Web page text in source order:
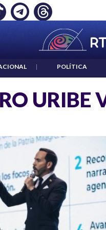
EMPLEO: JP MORGAN
| POLÍTICA
URIBE